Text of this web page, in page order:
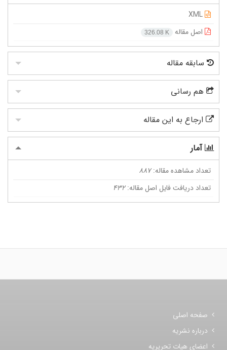
اصل مقاله
326.08 K
سابقه مقاله
هم رسانی
ارجاع به این مقاله
آمار
تعداد مشاهده مقاله:887
تعداد دریافت فایل اصل مقاله:432
صفحه اصلی
درباره نشریه
اعضای هیات تحریریه